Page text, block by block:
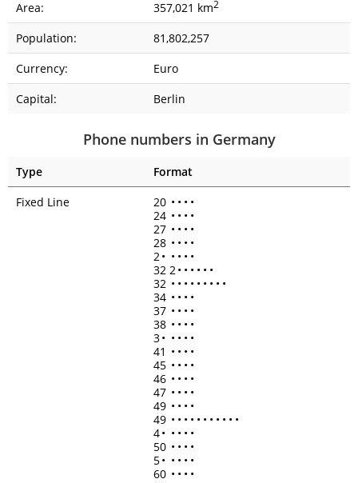
Area:
357,021 km2
Population:
81,802,257
Currency:
Euro
Capital:
Berlin
Phone numbers in Germany
Type
Format
Fixed Line
20 • • • •
24 • • • •
27 • • • •
28 • • • •
2• • • • •
32 2• • • • • •
32 • • • • • • • • •
34 • • • •
37 • • • •
38 • • • •
3• • • • •
41 • • • •
45 • • • •
46 • • • •
47 • • • •
49 • • • •
49 • • • • • • • • • • •
4• • • • •
50 • • • •
5• • • • •
60 • • • •